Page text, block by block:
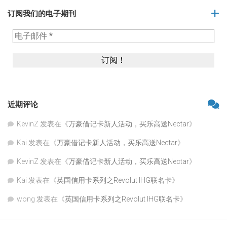
订阅我们的电子期刊
近期评论
KevinZ 发表在《万豪借记卡新人活动，买乐高送Nectar》
Kai 发表在《万豪借记卡新人活动，买乐高送Nectar》
KevinZ 发表在《万豪借记卡新人活动，买乐高送Nectar》
Kai 发表在《英国信用卡系列之Revolut IHG联名卡》
wong 发表在《英国信用卡系列之Revolut IHG联名卡》